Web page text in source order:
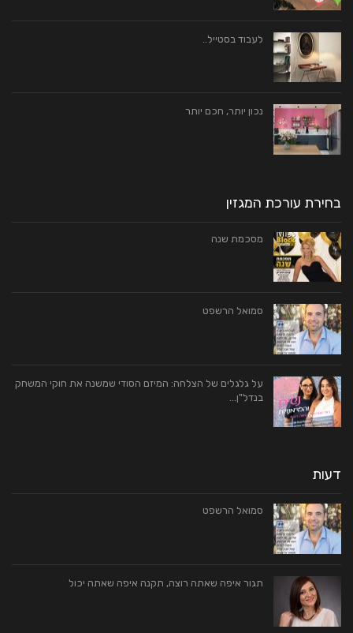
לעבוד בסטייל..
נכון יותר, חכם יותר
בחירת עורכת המגזין
מסכמת שנה
סמואל הרשפט
על גלגלים של הצלחה: המיזם הסודי שמשנה את חוקי המשחק
בנדל"ן…
דעות
סמואל הרשפט
תגור איפה שאתה רוצה, תקנה איפה שאתה יכול